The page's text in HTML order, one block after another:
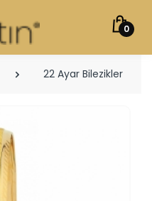
0
22 Ayar Bilezikler